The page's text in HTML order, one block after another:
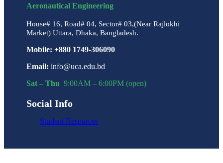
Aeronautical Engineering
House# 16, Road# 04, Sector# 03,(Near Rajlokhi
Market) Uttara, Dhaka, Bangladesh.
Mobile: +880 1749-306090
Email: info@uca.edu.bd
Sat – Thu 9:00AM – 6:00PM (open)
Social Info
Student Resources